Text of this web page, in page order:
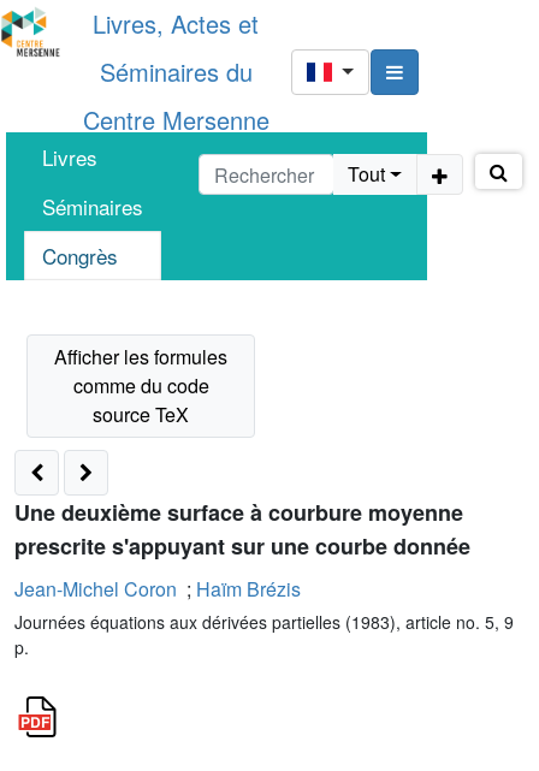
Livres, Actes et
Séminaires du
Centre Mersenne
Livres
Séminaires
Congrès
Tout
Une deuxième surface à courbure moyenne
prescrite s'appuyant sur une courbe donnée
Jean-Michel Coron ; Haïm Brézis
Journées équations aux dérivées partielles (1983), article no. 5, 9
p.